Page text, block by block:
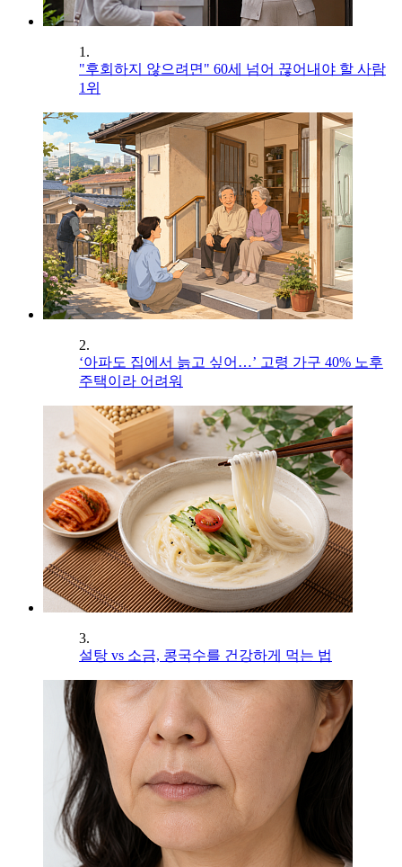
1.
"후회하지 않으려면" 60세 넘어 끊어내야 할 사람
1위
2.
‘아파도 집에서 늙고 싶어…’ 고령 가구 40% 노후
주택이라 어려워
3.
설탕 vs 소금, 콩국수를 건강하게 먹는 법